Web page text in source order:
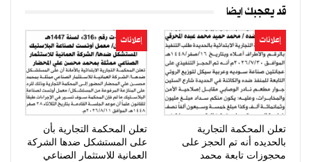
قد يعجبك ايضا
إعلانات
تعلن المحكمة التجارية
بالحديده أنه تم الحجز على
محجوزات تابعة محمد
إعلانات
تعلن المحكمة التجارية بأن
على المستشكل ضدها الشركة
العمانية للاستثمار الصناعي